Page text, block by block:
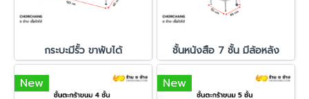
กระบะมีรั้ว ขาพับได้ ชั้นหนังสือ 7 ชั้น มีล้อหลัง
New New